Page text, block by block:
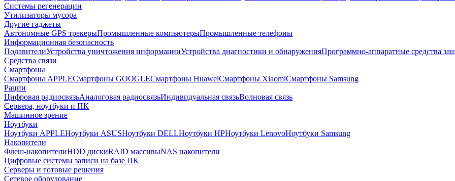
Системы регенерации
Утилизаторы мусора
Другие гаджеты
Автономные GPS трекерыПромышленные компьютерыПромышленные телефоны
Информационная безопасность
ПодавителиУстройства уничтожения информацииУстройства диагностики и обнаруженияПрограммно-аппаратные средства
Средства связи
Смартфоны
Смартфоны APPLEСмартфоны GOOGLEСмартфоны HuaweiСмартфоны XiaomiСмартфоны Samsung
Рации
Цифровая радиосвязьАналоговая радиосвязьИндивидуальная связьВолновая связь
Сервера, ноутбуки и ПК
Машинное зрение
Ноутбуки
Ноутбуки APPLEНоутбуки ASUSНоутбуки DELLНоутбуки HPНоутбуки LenovoНоутбуки Samsung
Накопители
Флеш-накопителиHDD дискиRAID массивыNAS накопители
Цифровые системы записи на базе ПК
Серверы и готовые решения
Сетевое оборудование